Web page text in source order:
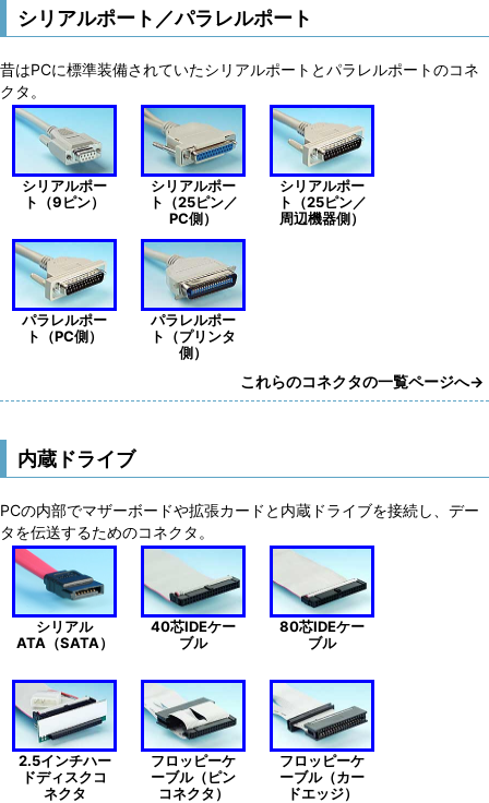
シリアルポート／パラレルポート
昔はPCに標準装備されていたシリアルポートとパラレルポートのコネ
クタ。
シリアルポー
ト（9ピン）
シリアルポー
ト（25ピン／
PC側）
シリアルポー
ト（25ピン／
周辺機器側）
パラレルポー
ト（PC側）
パラレルポー
ト（プリンタ
側）
これらのコネクタの一覧ページへ→
内蔵ドライブ
PCの内部でマザーボードや拡張カードと内蔵ドライブを接続し、デー
タを伝送するためのコネクタ。
シリアル
ATA（SATA）
40芯IDEケー
ブル
80芯IDEケー
ブル
2.5インチハー
ドディスクコ
ネクタ
フロッピーケ
ーブル（ピン
コネクタ）
フロッピーケ
ーブル（カー
ドエッジ）